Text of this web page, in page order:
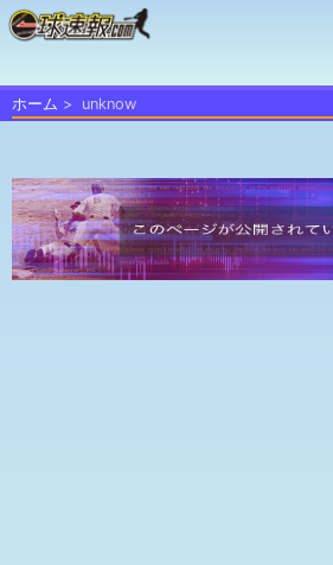
ホーム unknow